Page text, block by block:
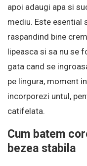
apoi adaugi apa si
mediu. Este esential
raspandind bine
lipeasca si sa nu se
gata cand se
pe lingura, moment
incorporezi untul,
catifelata.
Cum batem
bezea stabila